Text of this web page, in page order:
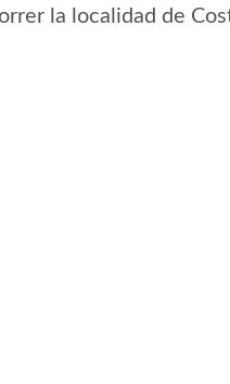
la localidad de